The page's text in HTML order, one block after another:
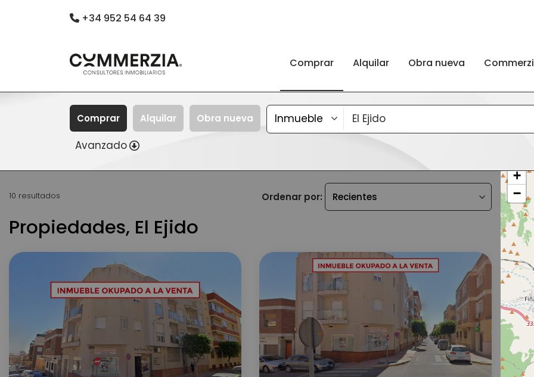
+34 952 54 64 39
Comprar Alquilar Obra nueva
Comprar Alquilar Obra nueva
Avanzado
+
−
10 resultados Ordenar por:
Propiedades, El Ejido